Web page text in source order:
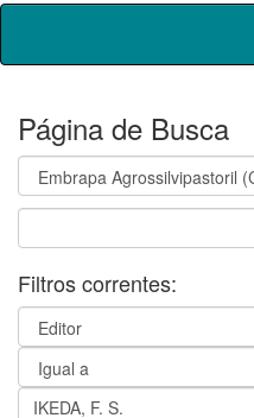
Skip
Página de Busca
Filtros correntes: